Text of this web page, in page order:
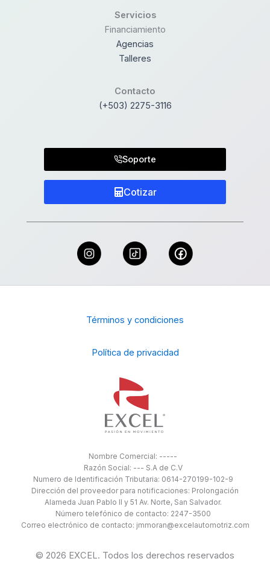
Servicios
Financiamiento
Agencias
Talleres
Contacto
(+503) 2275-3116
Soporte
Cotizar
Términos y condiciones
Política de privacidad
Nombre Comercial: -----
Razón Social: --- S.A de C.V
Numero de Identificación Tributaria: 0614-270199-102-9
Dirección del proveedor para notificaciones: Prolongación
Alameda Juan Pablo II y 51 Av. Norte, San Salvador.
Número telefónico de contacto: 2247-3500
Correo electrónico de contacto: jmmoran@excelautomotriz.com
© 2026 EXCEL. Todos los derechos reservados